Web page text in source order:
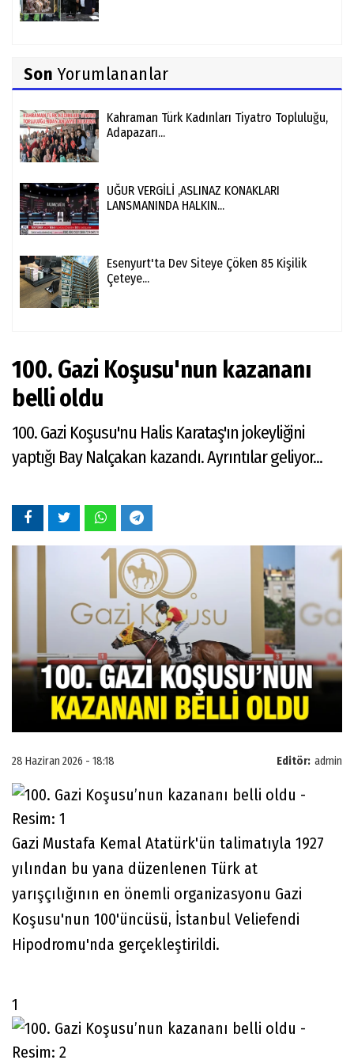
Son Yorumlananlar
Kahraman Türk Kadınları Tiyatro Topluluğu,
Adapazarı...
UĞUR VERGİLİ ,ASLINAZ KONAKLARI
LANSMANINDA HALKIN...
Esenyurt'ta Dev Siteye Çöken 85 Kişilik
Çeteye...
100. Gazi Koşusu'nun kazananı
belli oldu
100. Gazi Koşusu'nu Halis Karataş'ın jokeyliğini
yaptığı Bay Nalçakan kazandı. Ayrıntılar geliyor...
Editör: admin
28 Haziran 2026 - 18:18
Gazi Mustafa Kemal Atatürk'ün talimatıyla 1927
yılından bu yana düzenlenen Türk at
yarışçılığının en önemli organizasyonu Gazi
Koşusu'nun 100'üncüsü, İstanbul Veliefendi
Hipodromu'nda gerçekleştirildi.
1